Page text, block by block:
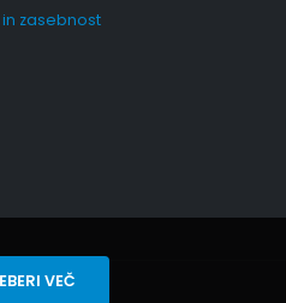
VEČ
in zasebnost